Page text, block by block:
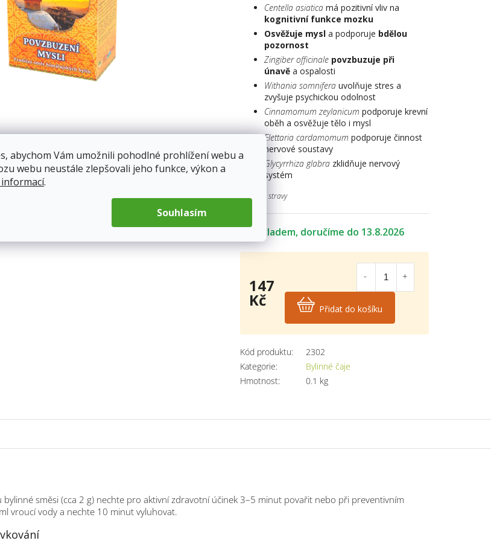
abychom Vám umožnili pohodlné prohlížení webu a
webu neustále zlepšovali jeho funkce, výkon a
informací.
Souhlasím
Skladem 13.8.2026
Centella asiatica má pozitivní vliv na
kognitivní funkce mozku
Osvěžuje mysla podporuje bdělou
pozornost
Zingiber officinale povzbuzuje při
únavě a ospalosti
Withania somnifera uvolňuje stres a
zvyšuje psychickou odolnost
Cinnamomum zeylanicum podporuje krevní
oběh a osvěžuje tělo i mysl
Elettaria cardamomum podporuje činnost
nervové soustavy
Glycyrrhiza glabra zklidňuje nervový
systém
Doplněk stravy
Kód produktu:
2302
Kategorie:
Bylinné čaje
Hmotnost: 0.1 kg
147
Kč Přidat do košíku
bylinné směsi (cca 2 g) nechte pro aktivní zdravotní účinek 3–5 minut povařit nebo při preventivním
vroucí vody a nechte 10 minut vyluhovat.